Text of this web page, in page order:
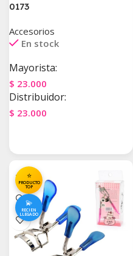
0173
Accesorios
En stock
Mayorista:
$ 23.000
Distribuidor:
$ 23.000
⭐
PRODUCTO
TOP
💫
RECIEN
LLEGADO